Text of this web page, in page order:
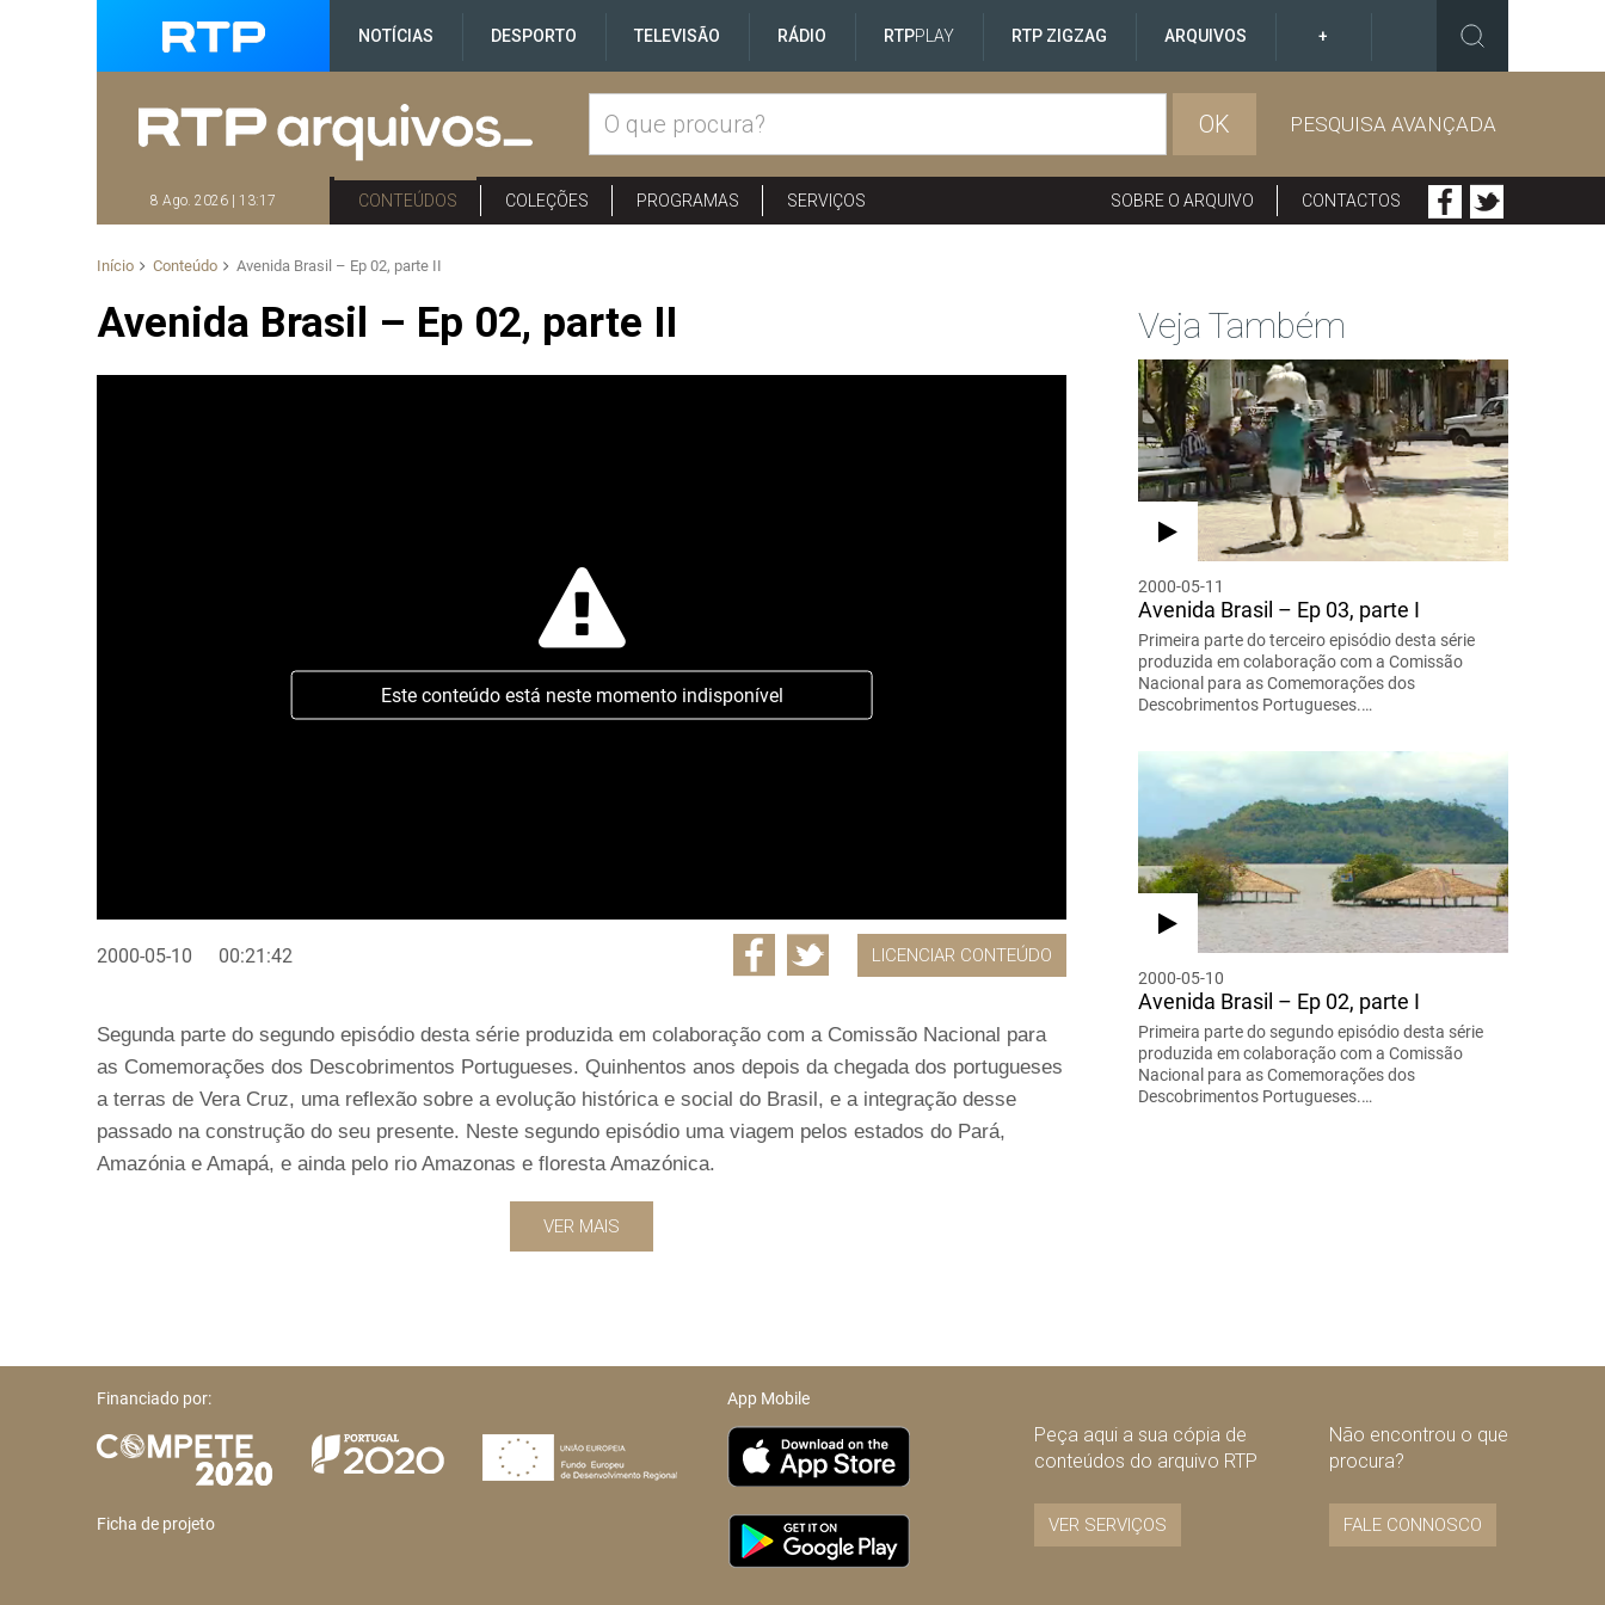
NOTÍCIAS DESPORTO TELEVISÃO RÁDIO RTPPLAY RTP ZIGZAG ARQUIVOS +
OK PESQUISA AVANÇADA
8 Ago. 2026 | 13:17 CONTEÚDOS COLEÇÕES PROGRAMAS SERVIÇOS SOBRE O ARQUIVO CONTACTOS
Início Conteúdo Avenida Brasil – Ep 02, parte II
Avenida Brasil – Ep 02, parte II
Este conteúdo está neste momento indisponível
2000-05-10 00:21:42 LICENCIAR CONTEÚDO
Segunda parte do segundo episódio desta série produzida em colaboração com a Comissão Nacional para
as Comemorações dos Descobrimentos Portugueses. Quinhentos anos depois da chegada dos portugueses
a terras de Vera Cruz, uma reflexão sobre a evolução histórica e social do Brasil, e a integração desse
passado na construção do seu presente. Neste segundo episódio uma viagem pelos estados do Pará,
Amazónia e Amapá, e ainda pelo rio Amazonas e floresta Amazónica.
VER MAIS
Veja Também
2000-05-11
Avenida Brasil – Ep 03, parte I
Primeira parte do terceiro episódio desta série
produzida em colaboração com a Comissão
Nacional para as Comemorações dos
Descobrimentos Portugueses.…
2000-05-10
Avenida Brasil – Ep 02, parte I
Primeira parte do segundo episódio desta série
produzida em colaboração com a Comissão
Nacional para as Comemorações dos
Descobrimentos Portugueses.…
Financiado por:
Ficha de projeto
App Mobile
Peça aqui a sua cópia de
conteúdos do arquivo RTP
VER SERVIÇOS
Não encontrou o que
procura?
FALE CONNOSCO